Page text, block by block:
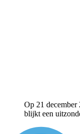
Op 21 december
blijkt een